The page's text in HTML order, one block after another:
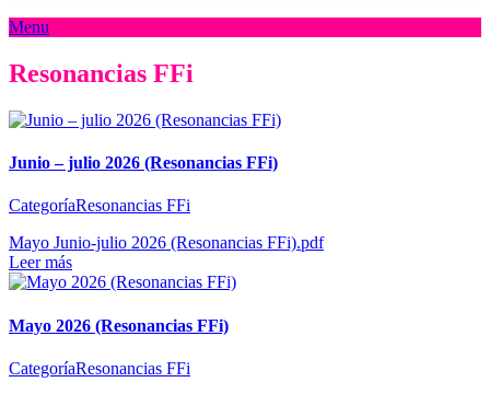
Menu
Resonancias FFi
Junio – julio 2026 (Resonancias FFi)
CategoríaResonancias FFi
Mayo Junio-julio 2026 (Resonancias FFi).pdf
Leer más
Mayo 2026 (Resonancias FFi)
CategoríaResonancias FFi